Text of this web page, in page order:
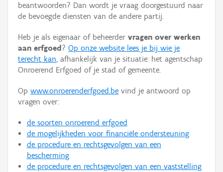
Persoon of collectief
Hergebruik
Aanmelden
beantwoorden? Dan wordt je vraag doorgestuurd naar
de bevoegde diensten van de andere partij.
Heb je als eigenaar of beheerder vragen over werken
aan erfgoed ? Op onze website lees je bij wie je
terecht kan, afhankelijk van je situatie: het agentschap
Onroerend Erfgoed of je stad of gemeente.
Op www.onroerenderfgoed.be vind je antwoord op
vragen over:
de soorten onroerend erfgoed
de mogelijkheden voor financiële ondersteuning
de procedure en rechtsgevolgen van een
bescherming
de procedure en rechtsgevolgen van een vaststelling